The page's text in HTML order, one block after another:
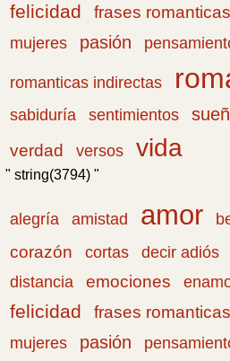
felicidad frases
mujeres
pasión
romanticas indirectas
sabiduría sentimientos
verdad
versos vida
" string(3794) "
alegría amistad amor
corazón
cortas decir adiós
distancia emociones
felicidad frases
mujeres
pasión